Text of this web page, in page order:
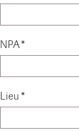
NPA
Lieu